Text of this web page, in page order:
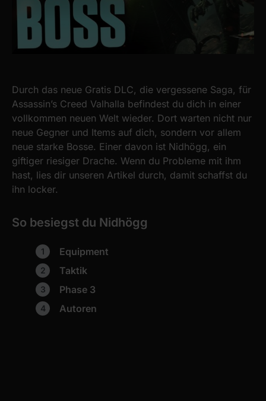
Durch das neue Gratis DLC, die vergessene Saga, für
Assassin’s Creed Valhalla befindest du dich in einer
vollkommen neuen Welt wieder. Dort warten nicht nur
neue Gegner und Items auf dich, sondern vor allem
neue starke Bosse. Einer davon ist Nidhögg, ein
giftiger riesiger Drache. Wenn du Probleme mit ihm
hast, lies dir unseren Artikel durch, damit schaffst du
ihn locker.
So besiegst du Nidhögg
Equipment
Taktik
Phase 3
Autoren